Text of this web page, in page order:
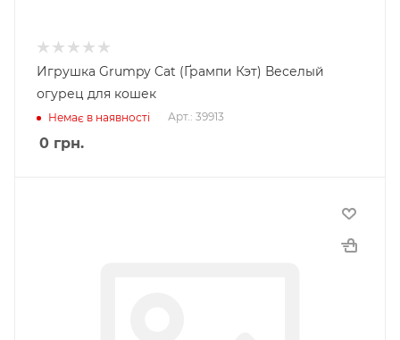
Игрушка Grumpy Cat (Ґрампи Кэт) Веселый
огурец для кошек
Немає в наявності Арт.: 39913
0 грн.